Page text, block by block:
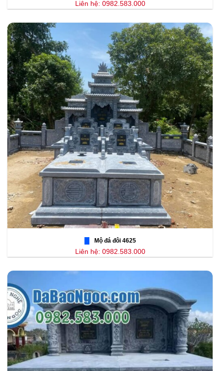
Liên hệ: 0982.583.000
Mộ đá đôi 4625
Liên hệ: 0982.583.000